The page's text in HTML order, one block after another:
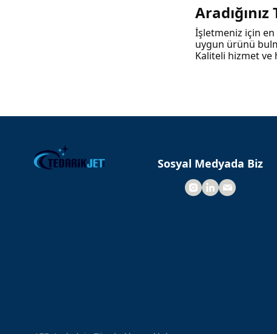
İşletmeniz için en
uygun ürünü
Kaliteli hizmet ve
Sosyal Medyada Biz